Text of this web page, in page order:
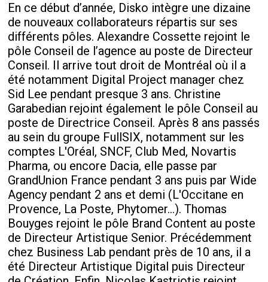
En ce début d’année, Disko intègre une dizaine
de nouveaux collaborateurs répartis sur ses
différents pôles. Alexandre Cossette rejoint le
pôle Conseil de l’agence au poste de Directeur
Conseil. Il arrive tout droit de Montréal où il a
été notamment Digital Project manager chez
Sid Lee pendant presque 3 ans. Christine
Garabedian rejoint également le pôle Conseil au
poste de Directrice Conseil. Après 8 ans passés
au sein du groupe FullSIX, notamment sur les
comptes L'Oréal, SNCF, Club Med, Novartis
Pharma, ou encore Dacia, elle passe par
GrandUnion France pendant 3 ans puis par Wide
Agency pendant 2 ans et demi (L'Occitane en
Provence, La Poste, Phytomer...). Thomas
Bouyges rejoint le pôle Brand Content au poste
de Directeur Artistique Senior. Précédemment
chez Business Lab pendant près de 10 ans, il a
été Directeur Artistique Digital puis Directeur